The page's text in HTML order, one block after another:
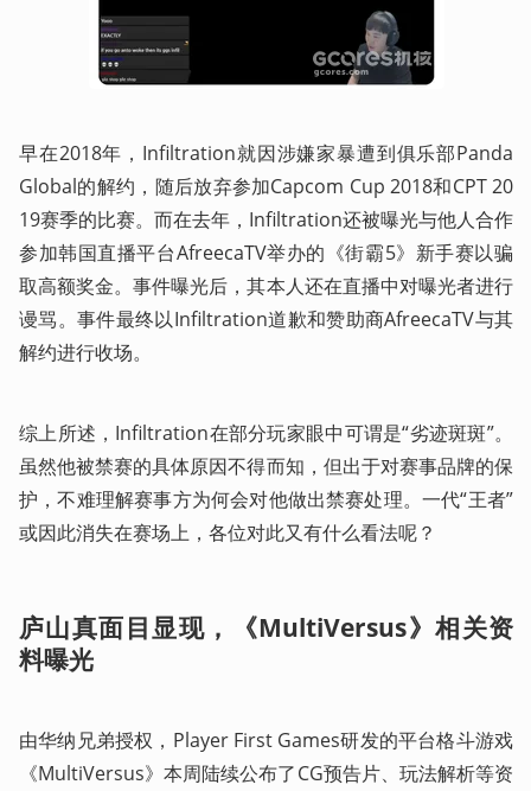
早在2018年，Infiltration就因涉嫌家暴遭到俱乐部Panda
Global的解约，随后放弃参加Capcom Cup 2018和CPT 20
19赛季的比赛。而在去年，Infiltration还被曝光与他人合作
参加韩国直播平台AfreecaTV举办的《街霸5》新手赛以骗
取高额奖金。事件曝光后，其本人还在直播中对曝光者进行
谩骂。事件最终以Infiltration道歉和赞助商AfreecaTV与其
解约进行收场。
综上所述，Infiltration在部分玩家眼中可谓是“劣迹斑斑”。
虽然他被禁赛的具体原因不得而知，但出于对赛事品牌的保
护，不难理解赛事方为何会对他做出禁赛处理。一代“王者”
或因此消失在赛场上，各位对此又有什么看法呢？
庐山真面目显现，《MultiVersus》相关资
料曝光
由华纳兄弟授权，Player First Games研发的平台格斗游戏
《MultiVersus》本周陆续公布了CG预告片、玩法解析等资